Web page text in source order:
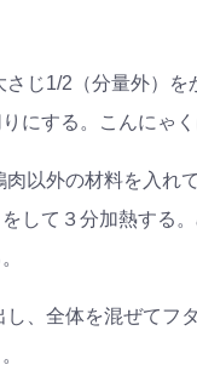
じ1/2（分量外）を
にする。こんにゃ
肉以外の材料を入れ
して３分加熱する
、全体を混ぜてフ